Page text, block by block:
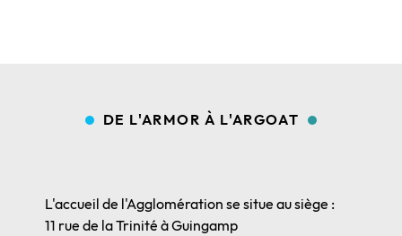
DE L'ARMOR À L'ARGOAT
L'accueil de l'Agglomération se situe au siège :
11 rue de la Trinité à Guingamp